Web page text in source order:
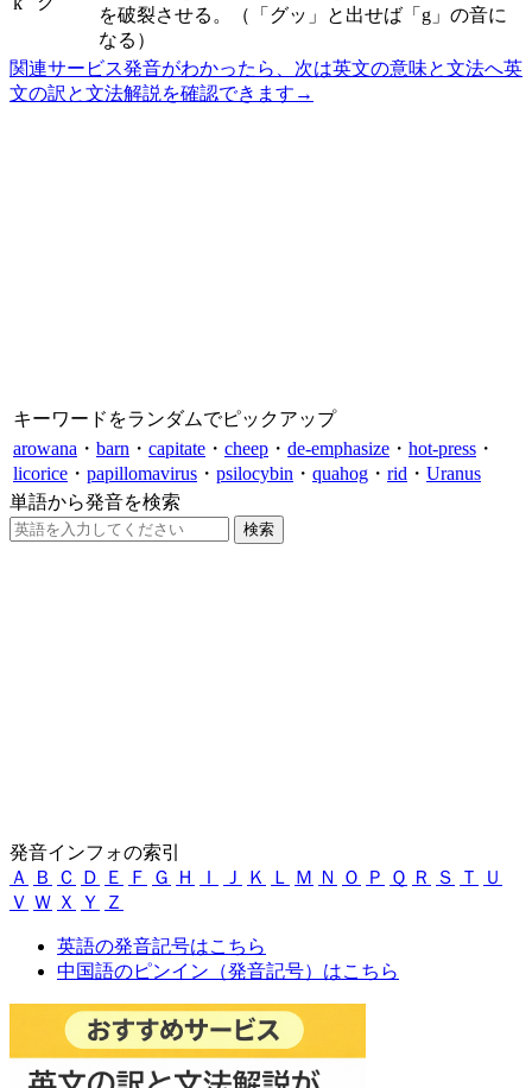
を破裂させる。（「グッ」と出せば「g」の音に
なる）
関連サービス発音がわかったら、次は英文の意味と文法へ英
文の訳と文法解説を確認できます →
キーワードをランダムでピックアップ
arowana ・ barn ・ capitate ・ cheep ・ de-emphasize ・ hot-press ・
licorice ・ papillomavirus ・ psilocybin ・ quahog ・ rid ・ Uranus
単語から発音を検索
発音インフォの索引
Ａ
Ｂ Ｃ Ｄ Ｅ Ｆ Ｇ Ｈ Ｉ Ｊ Ｋ Ｌ Ｍ Ｎ Ｏ Ｐ Ｑ Ｒ Ｓ Ｔ
Ｕ
Ｖ Ｗ Ｘ Ｙ Ｚ
英語の発音記号はこちら
中国語のピンイン（発音記号）はこちら